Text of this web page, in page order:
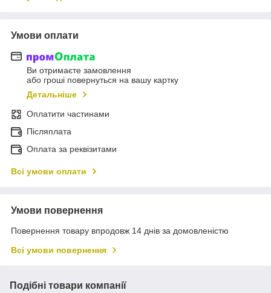
Умови оплати
Ви отримаєте замовлення
або гроші повернуться на вашу картку
Детальніше
Оплатити частинами
Післяплата
Оплата за реквізитами
Всі умови оплати
Умови повернення
Повернення товару впродовж 14 днів за домовленістю
Всі умови повернення
Подібні товари компанії